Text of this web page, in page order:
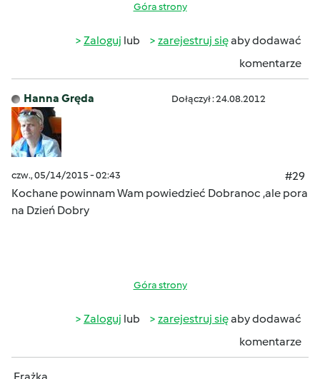
Góra strony
Zaloguj lub zarejestruj sięaby dodawać
komentarze
Hanna Gręda Dołączył : 24.08.2012
czw., 05/14/2015 - 02:43
#29
Kochane powinnam Wam powiedzieć Dobranoc ,ale pora
na Dzień Dobry
Góra strony
Zaloguj lub zarejestruj sięaby dodawać
komentarze